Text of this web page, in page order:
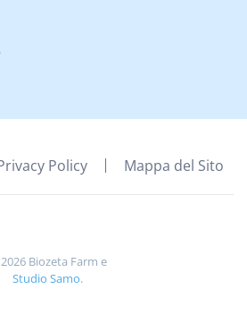
Policy Mappa del Sito
2026Biozeta Farm e
Studio Samo.